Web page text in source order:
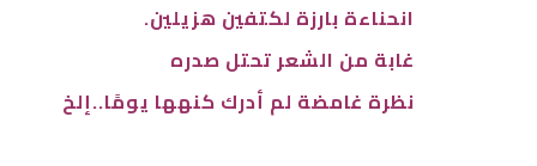
انحناءة بارزة لكتفين هزيلين.
غابة من الشعر تحتل صدره
نظرة غامضة لم أدرك كنهها يومًا..إلخ